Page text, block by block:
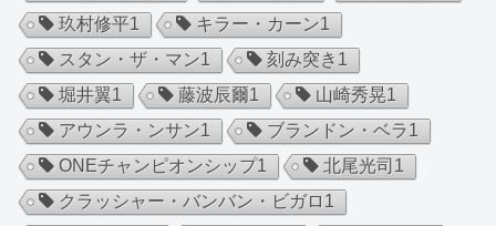
玖村修平1 キラー・カーン1
スタン・ザ・マン1 刻み突き 1
堀井翼1 藤波辰爾1 山崎秀晃1
アウンラ・ンサン1 ブランドン・ベラ1
ONEチャンピオンシップ1 北尾光司 1
クラッシャー・バンバン・ビガロ 1